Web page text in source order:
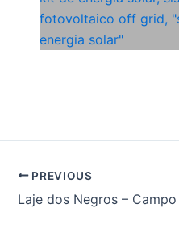
PREVIOUS
Laje dos Negros –